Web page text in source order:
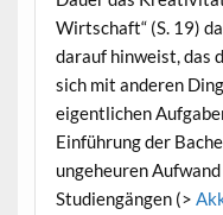
Wirtschaft“ (S. 19)
darauf hinweist, das
sich mit anderen
eigentlichen
Einführung der
ungeheuren
Studiengängen (>